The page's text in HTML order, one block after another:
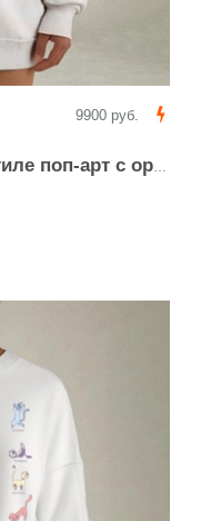
9900 руб.
с оранжевой серьгой